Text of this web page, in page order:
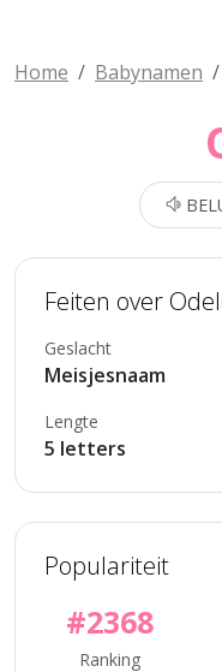
Home Babynamen
Feiten over
Geslacht
Meisjesnaam
Lengte
5 letters
Populariteit
#2368
Ranking